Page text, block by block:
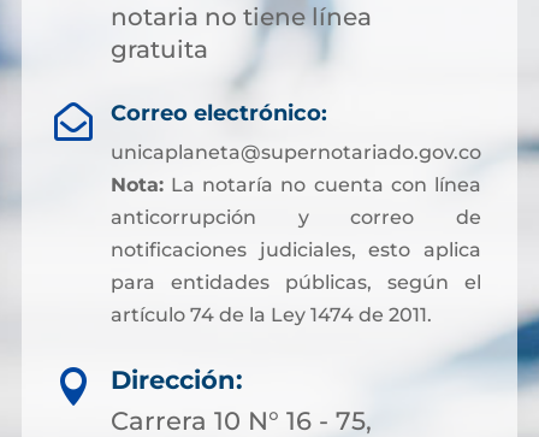
notaria no tiene línea
gratuita
 Correo electrónico:
unicaplaneta@supernotariado.gov.co
Nota:La notaría no cuenta con línea
anticorrupción y correo de
notificaciones judiciales, esto aplica
para entidades públicas, según el
artículo 74 de la Ley 1474 de 2011.

Dirección:
Carrera 10 N° 16 - 75,